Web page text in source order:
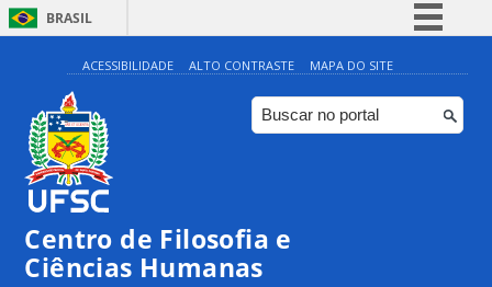
BRASIL
Simplifique!
Comunica BR
Participe
ACESSIBILIDADE ALTO CONTRASTE MAPA DO SITE
Centro de Filosofia e
Ciências Humanas